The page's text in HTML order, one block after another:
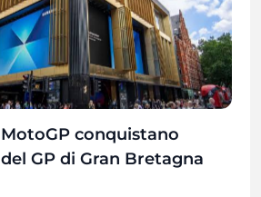
conquistano
GP di Gran Bretagna